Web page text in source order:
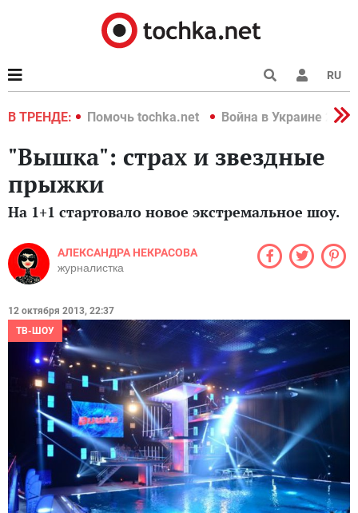
RU
В ТРЕНДЕ:
2022 Помочь tochka.net Война в Украине 2022
"Вышка": страх и звездные
прыжки
На 1+1 стартовало новое экстремальное шоу.
АЛЕКСАНДРА НЕКРАСОВА
журналистка
12 октября 2013, 22:37
ТВ-ШОУ